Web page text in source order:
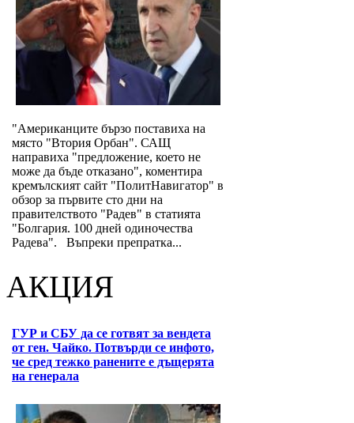
"Американците бързо поставиха на
място "Втория Орбан". САЩ
направиха "предложение, което не
може да бъде отказано", коментира
кремълският сайт "ПолитНавигатор" в
обзор за първите сто дни на
правителството "Радев" в статията
"Болгария. 100 дней одиночества
Радева". Въпреки препратка...
АКЦИЯ
ГУР и СБУ да се готвят за вендета
от ген. Чайко. Потвърди се инфото,
че сред тежко ранените е дъщерята
на генерала